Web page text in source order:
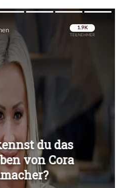
Überspringen
Überspringen